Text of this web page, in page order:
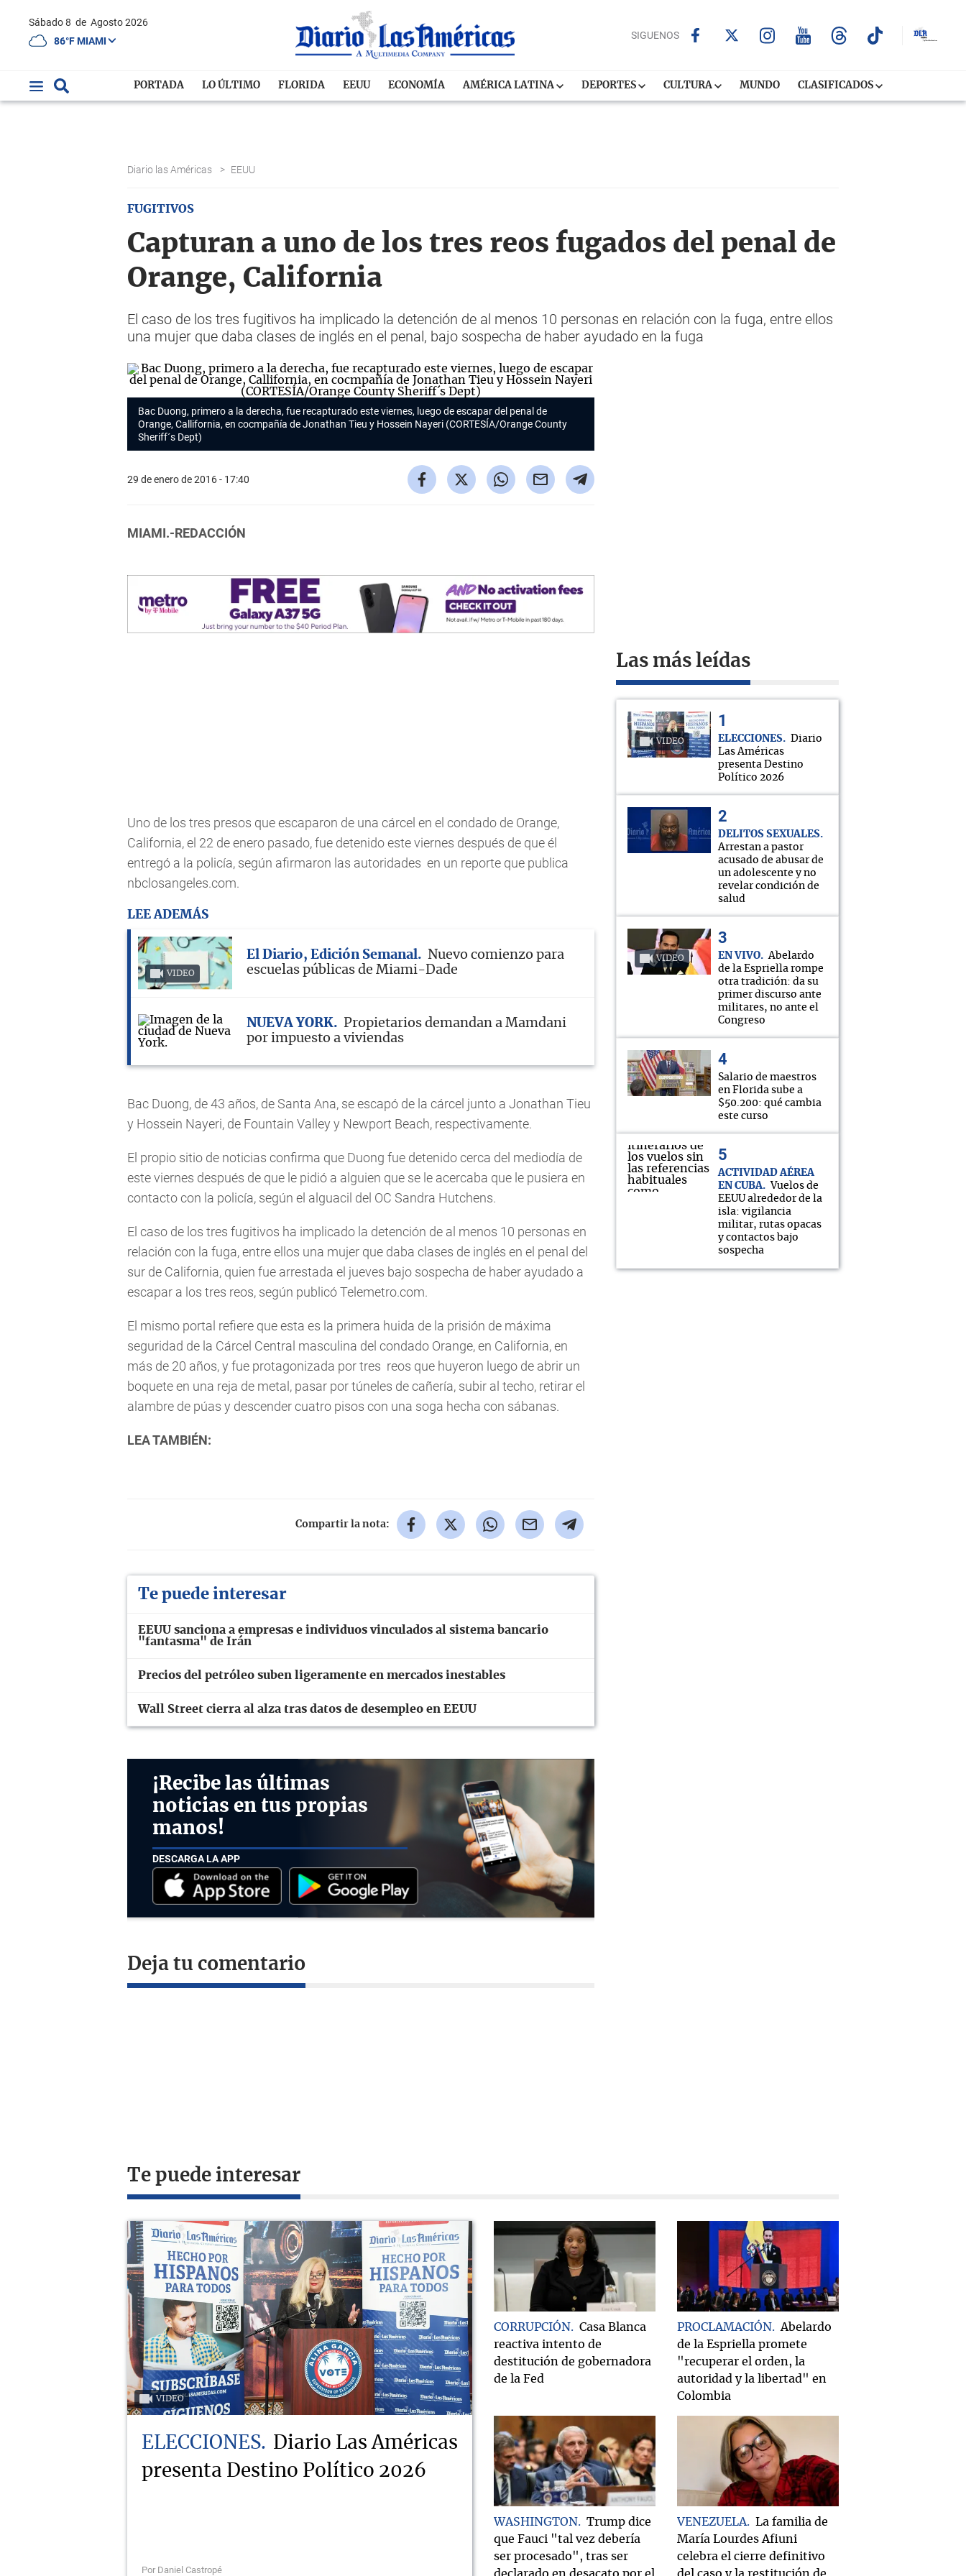
Sábado 8 de Agosto 2026
86°F MIAMI
SIGUENOS
PORTADA LO ÚLTIMO FLORIDA EEUU ECONOMÍA AMÉRICA LATINA DEPORTES CULTURA MUNDO CLASIFICADOS
Diario las Américas > EEUU
FUGITIVOS
Capturan a uno de los tres reos fugados del penal de
Orange, California
El caso de los tres fugitivos ha implicado la detención de al menos 10 personas en relación con la fuga, entre ellos
una mujer que daba clases de inglés en el penal, bajo sospecha de haber ayudado en la fuga
Bac Duong, primero a la derecha, fue recapturado este viernes, luego de escapar del penal de
Orange, Callifornia, en cocmpañía de Jonathan Tieu y Hossein Nayeri (CORTESÍA/Orange County
Sheriff´s Dept)
29 de enero de 2016 - 17:40
MIAMI.-REDACCIÓN
Uno de los tres presos que escaparon de una cárcel en el condado de Orange,
California, el 22 de enero pasado, fue detenido este viernes después de que él
entregó a la policía, según afirmaron las autoridades en un reporte que publica
nbclosangeles.com.
LEE ADEMÁS
VIDEO
El Diario, Edición Semanal
Nuevo comienzo para
escuelas públicas de Miami-Dade
NUEVA YORK
Propietarios demandan a Mamdani
por impuesto a viviendas
Bac Duong, de 43 años, de Santa Ana, se escapó de la cárcel junto a Jonathan Tieu
y Hossein Nayeri, de Fountain Valley y Newport Beach, respectivamente.
El propio sitio de noticias confirma que Duong fue detenido cerca del mediodía de
este viernes después de que le pidió a alguien que se le acercaba que le pusiera en
contacto con la policía, según el alguacil del OC Sandra Hutchens.
El caso de los tres fugitivos ha implicado la detención de al menos 10 personas en
relación con la fuga, entre ellos una mujer que daba clases de inglés en el penal del
sur de California, quien fue arrestada el jueves bajo sospecha de haber ayudado a
escapar a los tres reos, según publicó Telemetro.com.
El mismo portal refiere que esta es la primera huida de la prisión de máxima
seguridad de la Cárcel Central masculina del condado Orange, en California, en
más de 20 años, y fue protagonizada por tres reos que huyeron luego de abrir un
boquete en una reja de metal, pasar por túneles de cañería, subir al techo, retirar el
alambre de púas y descender cuatro pisos con una soga hecha con sábanas.
LEA TAMBIÉN:
Compartir la nota:
Te puede interesar
EEUU sanciona a empresas e individuos vinculados al sistema bancario
"fantasma" de Irán
Precios del petróleo suben ligeramente en mercados inestables
Wall Street cierra al alza tras datos de desempleo en EEUU
¡Recibe las últimas
noticias en tus propias
manos!
DESCARGA LA APP
Deja tu comentario
Las más leídas
VIDEO ELECCIONES
Diario
Las Américas
presenta Destino
Político 2026
DELITOS SEXUALES
Arrestan a pastor
acusado de abusar de
un adolescente y no
revelar condición de
salud
VIDEO EN VIVO
Abelardo
de la Espriella rompe
otra tradición: da su
primer discurso ante
militares, no ante el
Congreso
Salario de maestros
en Florida sube a
$50.200: qué cambia
este curso
ACTIVIDAD AÉREA
EN CUBA
Vuelos de
EEUU alrededor de la
isla: vigilancia
militar, rutas opacas
y contactos bajo
sospecha
Te puede interesar
VIDEO
ELECCIONES
Diario Las Américas
presenta Destino Político 2026
Por Daniel Castropé
CORRUPCIÓN
Casa Blanca
reactiva intento de
destitución de gobernadora
de la Fed
PROCLAMACIÓN
Abelardo
de la Espriella promete
"recuperar el orden, la
autoridad y la libertad" en
Colombia
WASHINGTON
Trump dice
que Fauci "tal vez debería
ser procesado", tras ser
VENEZUELA
La familia de
María Lourdes Afiuni
celebra el cierre definitivo